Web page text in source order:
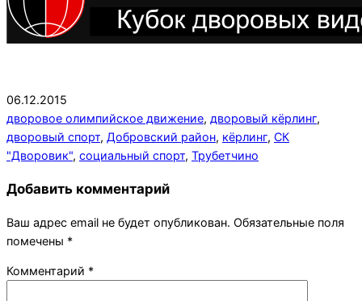
2015-
12-
06
06.12.2015
дворовое олимпийское движение, дворовый кёрлинг,
дворовый спорт, Добровский район, кёрлинг, СК
"Дворовик", социальный спорт, Трубетчино
Добавить комментарий
Ваш адрес email не будет опубликован. Обязательные поля
помечены *
Комментарий *